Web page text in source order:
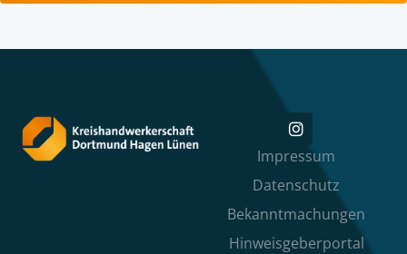
Impressum
Datenschutz
Bekanntmachungen
Hinweisgeberportal